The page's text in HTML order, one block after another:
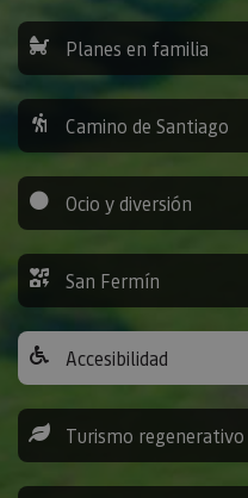
Planes en familia
Camino de Santiago
Ocio y diversión
San Fermín
Accesibilidad
Turismo regenerativo